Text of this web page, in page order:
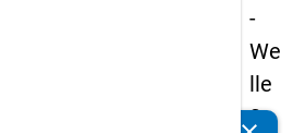
-
We
lle
3